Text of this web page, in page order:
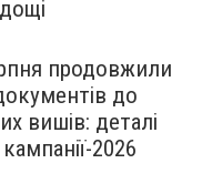
продовжили
до
вишів: деталі
2026